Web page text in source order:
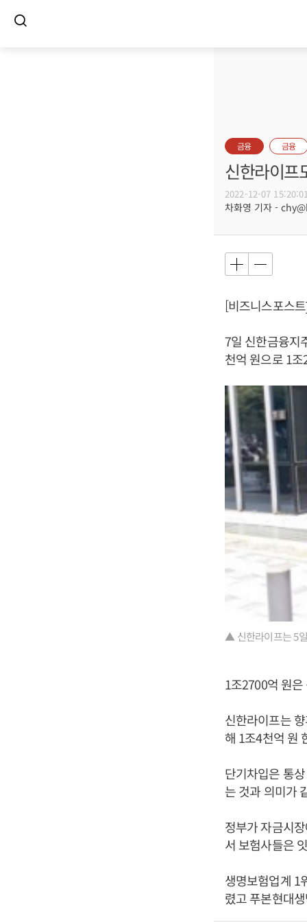
금융 금융
신한라이프
2022-12-07
차화영 기자 -
[비즈니스포스
7일 신한금융지
천억 원으로 1
▲ 신한라이프는 5
1조2700억 원
신한라이프는
해 1조4천억 원
단기차입은 통
는 것과 의미가
정부가 자금시
서 보험사들은
생명보험업계 1
렸고 푸본현대